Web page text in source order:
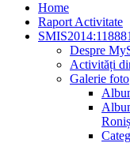
Home
Raport Activitate
SMIS2014:118881
Despre
Activități
Galerie foto